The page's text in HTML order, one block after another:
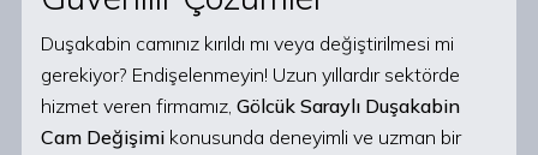
Duşakabin camınız kırıldı mı veya değiştirilmesi mi
gerekiyor? Endişelenmeyin! Uzun yıllardır sektörde
hizmet veren firmamız, Gölcük Saraylı Duşakabin
Cam Değişimi konusunda deneyimli ve uzman bir